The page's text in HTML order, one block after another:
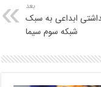
بعد
ابداعی به سبک
شبکه سوم سیما